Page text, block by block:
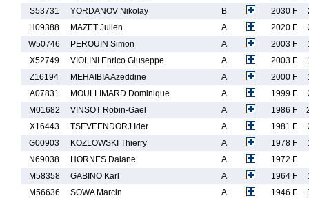
S53731
YORDANOV Nikolay B 2030 F
H09388
MAZET Julien A 2020 F
W50746
PEROUIN Simon A 2003 F
X52749
VIOLINI Enrico Giuseppe A 2003 F
Z16194
MEHAIBIA Azeddine A 2000 F
A07831
MOULLIMARD Dominique A 1999 F
M01682
VINSOT Robin-Gael A 1986 F
X16443
TSEVEENDORJ Ider A 1981 F
G00903
KOZLOWSKI Thierry A 1978 F
N69038
HORNES Daiane A 1972 F
M58358
GABINO Karl A 1964 F
M56636
SOWA Marcin A 1946 F